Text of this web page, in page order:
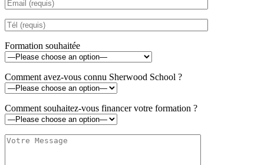
Formation souhaitée
Comment avez-vous connu Sherwood School ?
Comment souhaitez-vous financer votre formation ?